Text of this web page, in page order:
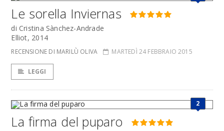
Le sorella Inviernas
di Cristina Sànchez-Andrade
Elliot, 2014
RECENSIONE DI MARILÙ OLIVA MARTEDÌ 24 FEBBRAIO 2015
LEGGI
2
La firma del puparo